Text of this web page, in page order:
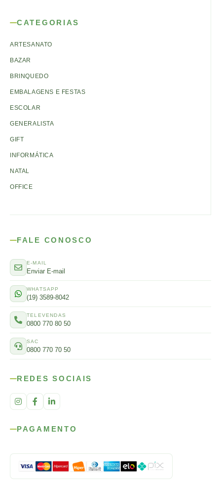
CATEGORIAS
ARTESANATO
BAZAR
BRINQUEDO
EMBALAGENS E FESTAS
ESCOLAR
GENERALISTA
GIFT
INFORMÁTICA
NATAL
OFFICE
FALE CONOSCO
E-MAIL
Enviar E-mail
WHATSAPP
(19) 3589-8042
TELEVENDAS
0800 770 80 50
SAC
0800 770 70 50
REDES SOCIAIS
PAGAMENTO